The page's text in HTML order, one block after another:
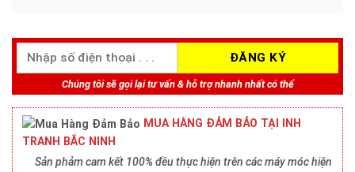
Chúng tôi sẽ gọi lại tư vấn & hỗ trợ nhanh nhất có thể
MUA HÀNG ĐẢM BẢO TẠI INH
TRANH BẮC NINH
Sản phảm cam kết 100% đều thực hiện trên các máy móc hiện